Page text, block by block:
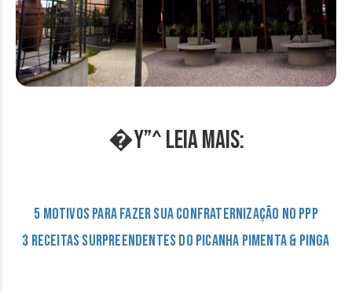
�Y”^ LEIA MAIS:
5 motivos para fazer sua confraternização no PPP
3 Receitas surpreendentes do Picanha Pimenta & Pinga